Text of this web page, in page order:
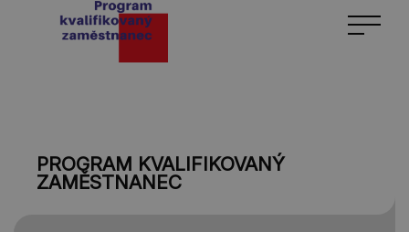
PROGRAM KVALIFIKOVANÝ
ZAMĚSTNANEC